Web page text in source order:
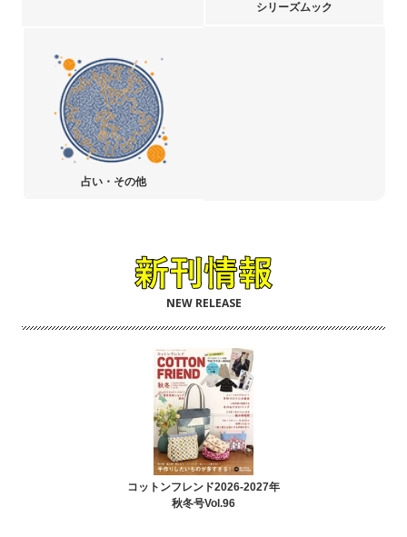
シリーズムック
占い・その他
NEW RELEASE
コットンフレンド2026-2027年
秋冬号Vol.96